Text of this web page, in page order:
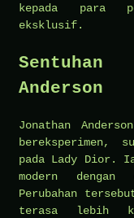
kepada para
eksklusif.
Anderson
Jonathan
bereksperimen,
pada Lady Dior.
modern
Perubahan
terasa lebih